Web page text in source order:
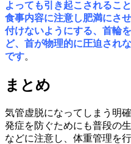
よっても引き起こされるこ
食事内容に注意し肥満にさ
付けないようにする、首輪
ど、首が物理的に圧迫され
です。
まとめ
気管虚脱になってしまう明
発症を防ぐためにも普段の
などに注意し、体重管理を